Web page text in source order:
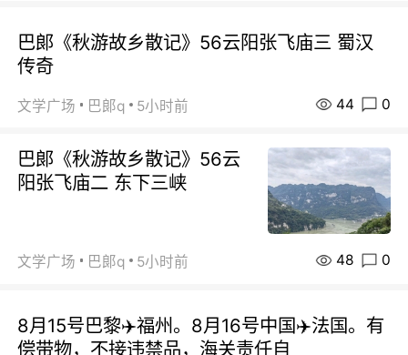
巴郞《秋游故乡散记》56云阳张飞庙三 蜀汉
传奇
文学广场 巴郞q 5小时前 44 0
巴郞《秋游故乡散记》56云
阳张飞庙二 东下三峡
文学广场 巴郞q 5小时前 48 0
8月15号巴黎✈️福州。8月16号中国✈️法国。有
偿带物，不接违禁品，海关责任自